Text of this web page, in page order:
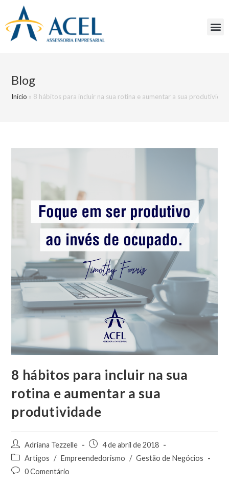
Blog
Início » 8 hábitos para incluir na sua rotina e aumentar a sua
8 hábitos para incluir na sua
rotina e aumentar a sua
produtividade
Adriana Tezzelle
4 de abril de 2018
Artigos / Empreendedorismo / Gestão de Negócios
0 Comentário